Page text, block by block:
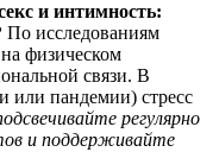
и интимность:
По исследованиям
физическом
связи. В
или пандемии) стресс
регулярно
и поддерживайте